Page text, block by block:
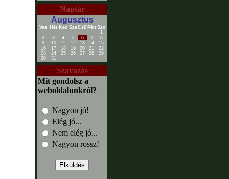
Naptár
Augusztus
Vas Hét Ked SzeCsü Pén Szo
1
2
3 4 5 6 7
8
9
10 11 12 13 14
15
16
17 18 19 20 21
22
23
24 25 26 27 28
29
30
31
Szavazás
Mit gondolsz a
weboldalunkról?
Nagyon jó!
Elég jó...
Nem elég jó...
Nagyon rossz!